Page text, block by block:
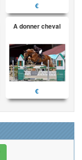
€
A donner cheval
€